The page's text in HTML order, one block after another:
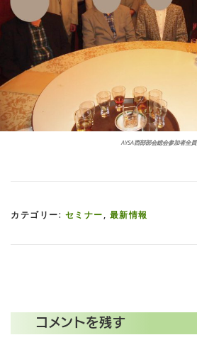
AYSA西部部会総会参加者全員
カテゴリー: セミナー, 最新情報
コメントを残す